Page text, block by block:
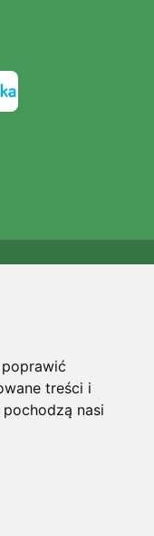
treści i
nasi
Czytaj więcej